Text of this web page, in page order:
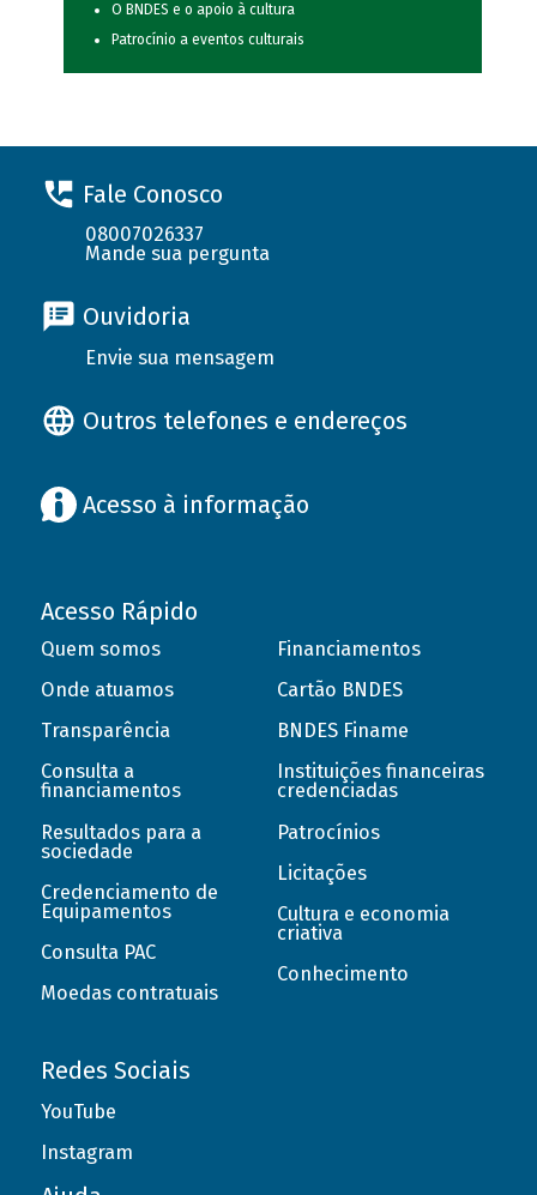
O BNDES e o apoio à cultura
Patrocínio a eventos culturais
Fale Conosco
08007026337
Mande sua pergunta
Ouvidoria
Envie sua mensagem
Outros telefones e endereços
Acesso à informação
Acesso Rápido
Quem somos
Onde atuamos
Transparência
Consulta a
financiamentos
Resultados para a
sociedade
Credenciamento de
Equipamentos
Consulta PAC
Moedas contratuais
Financiamentos
Cartão BNDES
BNDES Finame
Instituições financeiras
credenciadas
Patrocínios
Licitações
Cultura e economia
criativa
Conhecimento
Redes Sociais
YouTube
Instagram